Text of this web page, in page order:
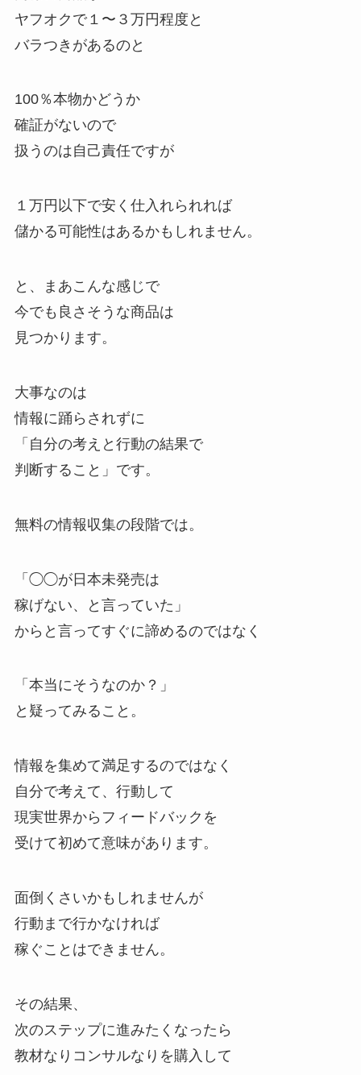
ヤフオクで１〜３万円程度と
バラつきがあるのと
100％本物かどうか
確証がないので
扱うのは自己責任ですが
１万円以下で安く仕入れられれば
儲かる可能性はあるかもしれません。
と、まあこんな感じで
今でも良さそうな商品は
見つかります。
大事なのは
情報に踊らされずに
「自分の考えと行動の結果で
判断すること」です。
無料の情報収集の段階では。
「◯◯が日本未発売は
稼げない、と言っていた」
からと言ってすぐに諦めるのではなく
「本当にそうなのか？」
と疑ってみること。
情報を集めて満足するのではなく
自分で考えて、行動して
現実世界からフィードバックを
受けて初めて意味があります。
面倒くさいかもしれませんが
行動まで行かなければ
稼ぐことはできません。
その結果、
次のステップに進みたくなったら
教材なりコンサルなりを購入して